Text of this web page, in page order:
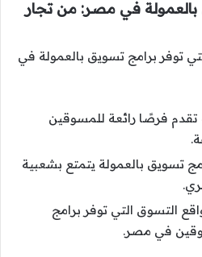
في مصر: من تجار
توفر برامج تسويق بالعمولة في
فرصًا رائعة للمسوقين
تسويق بالعمولة يتمتع بشعبية
التسوق التي توفر برامج
في مصر.